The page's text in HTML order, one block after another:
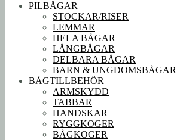
PILBÅGAR
STOCKAR/RISER
LEMMAR
HELA BÅGAR
LÅNGBÅGAR
DELBARA BÅGAR
BARN & UNGDOMSBÅGAR
BÅGTILLBEHÖR
ARMSKYDD
TABBAR
HANDSKAR
RYGGKOGER
BÅGKOGER